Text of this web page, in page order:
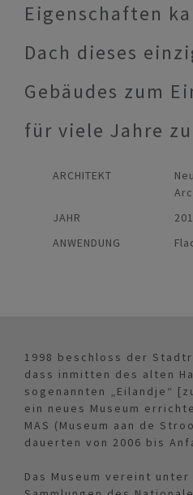
Eigenschaften
Dach dieses
Gebäudes zum
für viele Jahre
ARCHITEKT
JAHR
ANWENDUNG
1998 beschloss der
dass inmitten des alten
sogenannten „Eilandje“
ein neues Museum
MAS (Museum aan de
dauerten von 2006 bis
Das Museum vereint